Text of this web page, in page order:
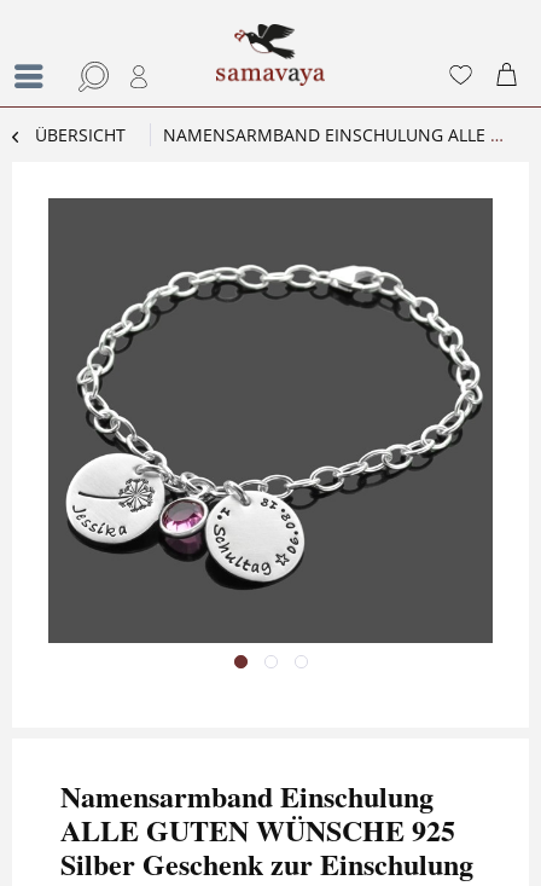
ÜBERSICHT NAMENSARMBAND EINSCHULUNG ALLE GUTEN WÜNSCHE 925 SILBER GESCHENK ZUR EINSCHULUNG
Namensarmband Einschulung
ALLE GUTEN WÜNSCHE 925
Silber Geschenk zur Einschulung